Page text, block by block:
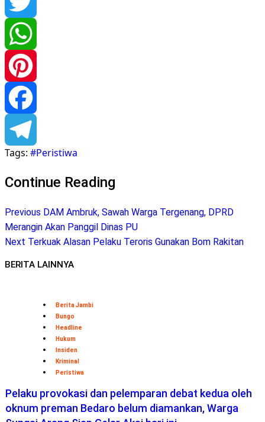
Twitter
WhatsApp
Pinterest
Facebook
Telegram
Tags: #Peristiwa
Continue Reading
Previous DAM Ambruk, Sawah Warga Tergenang, DPRD
Merangin Akan Panggil Dinas PU
Next Terkuak Alasan Pelaku Teroris Gunakan Bom Rakitan
BERITA LAINNYA
Berita Jambi
Bungo
Headline
Hukum
Insiden
Kriminal
Peristiwa
Pelaku provokasi dan pelemparan debat kedua oleh
oknum preman Bedaro belum diamankan, Warga